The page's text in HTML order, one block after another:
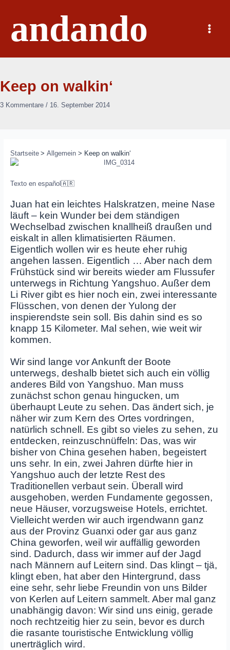
springenandando
Main
Menu
Keep on walkin‘
3 Kommentare / 16. September 2014
Startseite Allgemein Keep on walkin‘
Texto en español 🇦🇷
Juan hat ein leichtes Halskratzen, meine Nase
läuft – kein Wunder bei dem ständigen
Wechselbad zwischen knallheiß draußen und
eiskalt in allen klimatisierten Räumen.
Eigentlich wollen wir es heute eher ruhig
angehen lassen. Eigentlich … Aber nach dem
Frühstück sind wir bereits wieder am Flussufer
unterwegs in Richtung Yangshuo. Außer dem
Li River gibt es hier noch ein, zwei interessante
Flüsschen, von denen der Yulong der
inspierendste sein soll. Bis dahin sind es so
knapp 15 Kilometer. Mal sehen, wie weit wir
kommen.
Wir sind lange vor Ankunft der Boote
unterwegs, deshalb bietet sich auch ein völlig
anderes Bild von Yangshuo. Man muss
zunächst schon genau hingucken, um
überhaupt Leute zu sehen. Das ändert sich, je
näher wir zum Kern des Ortes vordringen,
natürlich schnell. Es gibt so vieles zu sehen, zu
entdecken, reinzuschnüffeln: Das, was wir
bisher von China gesehen haben, begeistert
uns sehr. In ein, zwei Jahren dürfte hier in
Yangshuo auch der letzte Rest des
Traditionellen verbaut sein. Überall wird
ausgehoben, werden Fundamente gegossen,
neue Häuser, vorzugsweise Hotels, errichtet.
Vielleicht werden wir auch irgendwann ganz
aus der Provinz Guanxi oder gar aus ganz
China geworfen, weil wir auffällig geworden
sind. Dadurch, dass wir immer auf der Jagd
nach Männern auf Leitern sind. Das klingt – tjä,
klingt eben, hat aber den Hintergrund, dass
eine sehr, sehr liebe Freundin von uns Bilder
von Kerlen auf Leitern sammelt. Aber mal ganz
unabhängig davon: Wir sind uns einig, gerade
noch rechtzeitig hier zu sein, bevor es durch
die rasante touristische Entwicklung völlig
unerträglich wird.